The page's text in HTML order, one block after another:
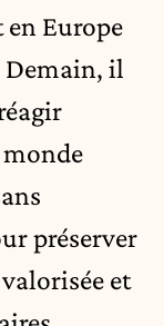
Europe
Demain, il
monde
préserver
et